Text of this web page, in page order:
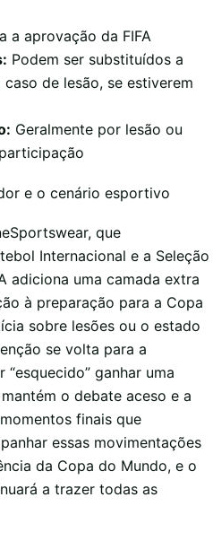
a aprovação da FIFA
Podem ser substituídos a
de lesão, se estiverem
Geralmente por lesão ou
e o cenário esportivo
que
Internacional e a Seleção
adiciona uma camada extra
à preparação para a Copa
sobre lesões ou o estado
se volta para a
ganhar uma
o debate aceso e a
finais que
essas movimentações
da Copa do Mundo, e o
a trazer todas as